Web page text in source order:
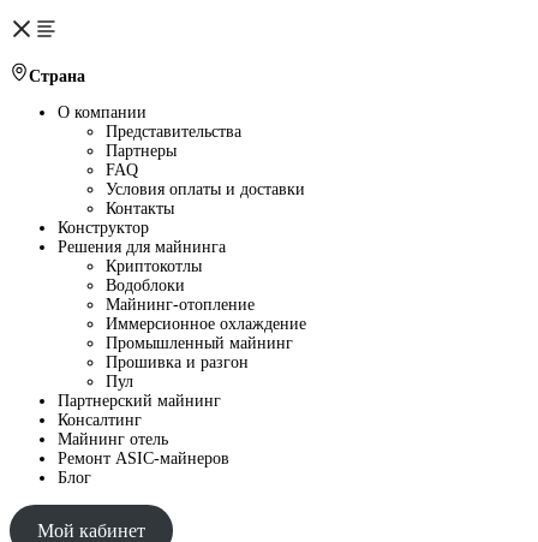
Страна
О компании
Представительства
Партнеры
FAQ
Условия оплаты и доставки
Контакты
Конструктор
Решения для майнинга
Криптокотлы
Водоблоки
Майнинг-отопление
Иммерсионное охлаждение
Промышленный майнинг
Прошивка и разгон
Пул
Партнерский майнинг
Консалтинг
Майнинг отель
Ремонт ASIC-майнеров
Блог
Мой кабинет